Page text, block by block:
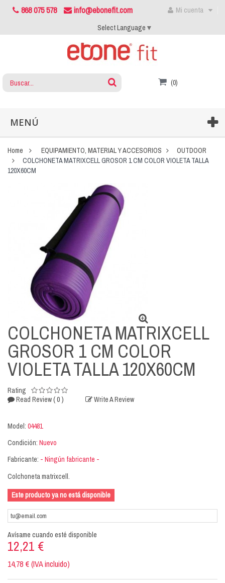
868 075 578 info@ebonefit.com
Mi cuenta
Select Language ▼
(0)
MENÚ
Home EQUIPAMIENTO, MATERIAL Y ACCESORIOS
OUTDOOR
COLCHONETA MATRIXCELL GROSOR 1 CM COLOR VIOLETA TALLA
120X60CM
COLCHONETA MATRIXCELL
GROSOR 1 CM COLOR
VIOLETA TALLA 120X60CM
Rating
Read Review( 0 ) Write A Review
Model: 04481
Condición: Nuevo
Fabricante: - Ningún fabricante -
Colchoneta matrixcell.
Este producto ya no está disponible
Avísame cuando esté disponible
12,21 €
14,78 € (IVA incluido)